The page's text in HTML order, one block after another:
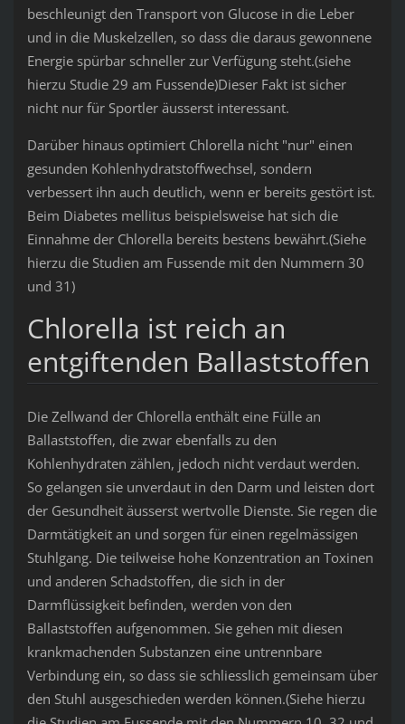
beschleunigt den Transport von Glucose in die Leber
und in die Muskelzellen, so dass die daraus gewonnene
Energie spürbar schneller zur Verfügung steht.(siehe
hierzu Studie 29 am Fussende)Dieser Fakt ist sicher
nicht nur für Sportler äusserst interessant.
Darüber hinaus optimiert Chlorella nicht "nur" einen
gesunden Kohlenhydratstoffwechsel, sondern
verbessert ihn auch deutlich, wenn er bereits gestört ist.
Beim Diabetes mellitus beispielsweise hat sich die
Einnahme der Chlorella bereits bestens bewährt.(Siehe
hierzu die Studien am Fussende mit den Nummern 30
und 31)
Chlorella ist reich an
entgiftenden Ballaststoffen
Die Zellwand der Chlorella enthält eine Fülle an
Ballaststoffen, die zwar ebenfalls zu den
Kohlenhydraten zählen, jedoch nicht verdaut werden.
So gelangen sie unverdaut in den Darm und leisten dort
der Gesundheit äusserst wertvolle Dienste. Sie regen die
Darmtätigkeit an und sorgen für einen regelmässigen
Stuhlgang. Die teilweise hohe Konzentration an Toxinen
und anderen Schadstoffen, die sich in der
Darmflüssigkeit befinden, werden von den
Ballaststoffen aufgenommen. Sie gehen mit diesen
krankmachenden Substanzen eine untrennbare
Verbindung ein, so dass sie schliesslich gemeinsam über
den Stuhl ausgeschieden werden können.(Siehe hierzu